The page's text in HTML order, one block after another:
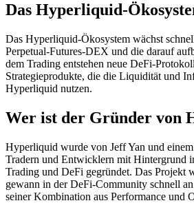
Das Hyperliquid-
Das Hyperliquid-Ökosystem wächst
Perpetual-Futures-DEX und die darauf
dem Trading entstehen neue DeFi-
Strategieprodukte, die die Liquidität und
Hyperliquid nutzen.
Wer ist der Gründer von
Hyperliquid wurde von Jeff Yan und einem
Tradern und Entwicklern mit Hintergrund
Trading und DeFi gegründet. Das Projekt
gewann in der DeFi-Community schnell
seiner Kombination aus Performance und